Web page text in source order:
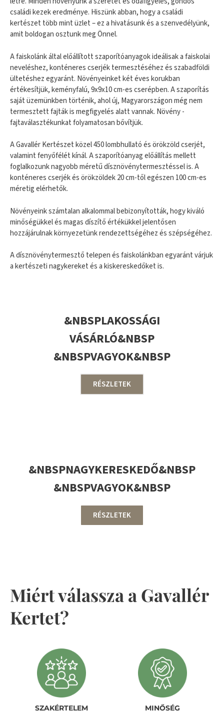
családi kezek eredménye. Hiszünk abban, hogy a családi
kertészet több mint üzlet – ez a hivatásunk és a szenvedélyünk,
amit boldogan osztunk meg Önnel.
A faiskolánk által előállított szaporítóanyagok ideálisak a faiskolai
neveléshez, konténeres cserjék termesztéséhez és szabadföldi
ültetéshez egyaránt. Növényeinket két éves korukban
értékesítjük, keményfalú, 9x9x10 cm-es cserépben. A szaporítás
saját üzemünkben történik, ahol új, Magyarországon még nem
termesztett fajták is megfigyelés alatt vannak. Növény -
fajtaválasztékunkat folyamatosan bővítjük.
A Gavallér Kertészet közel 450 lombhullató és örökzöld cserjét,
valamint fenyőfélét kínál. A szaporítóanyag előállítás mellett
foglalkozunk nagyobb méretű dísznövénytermesztéssel is. A
konténeres cserjék és örökzöldek 20 cm-től egészen 100 cm-es
méretig elérhetők.
Növényeink számtalan alkalommal bebizonyították, hogy kiváló
minőségükkel és magas díszítő értékükkel jelentősen
hozzájárulnak környezetünk rendezettségéhez és szépségéhez.
A dísznövénytermesztő telepen és faiskolánkban egyaránt várjuk
a kertészeti nagykereket és a kiskereskedőket is.
&NBSPLAKOSSÁGI
VÁSÁRLÓ&NBSP
&NBSPVAGYOK&NBSP
RÉSZLETEK
&NBSPNAGYKERESKEDŐ&NBSP
&NBSPVAGYOK&NBSP
RÉSZLETEK
Miért válassza a Gavallér
Kertet?
SZAKÉRTELEM MINŐSÉG